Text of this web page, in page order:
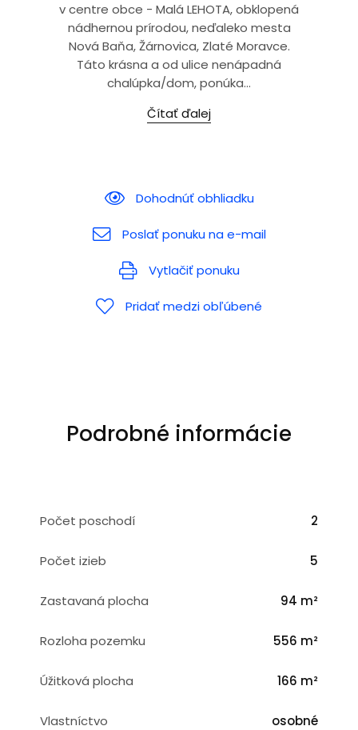
v centre obce - Malá LEHOTA, obklopená
nádhernou prírodou, neďaleko mesta
Nová Baňa, Žárnovica, Zlaté Moravce.
Táto krásna a od ulice nenápadná
chalúpka/dom, ponúka...
Čítať ďalej
Dohodnúť obhliadku
Poslať ponuku na e-mail
Vytlačiť ponuku
Pridať medzi obľúbené
Podrobné informácie
Počet poschodí 2
Počet izieb 5
Zastavaná plocha 94 m²
Rozloha pozemku 556 m²
Úžitková plocha 166 m²
Vlastníctvo osobné